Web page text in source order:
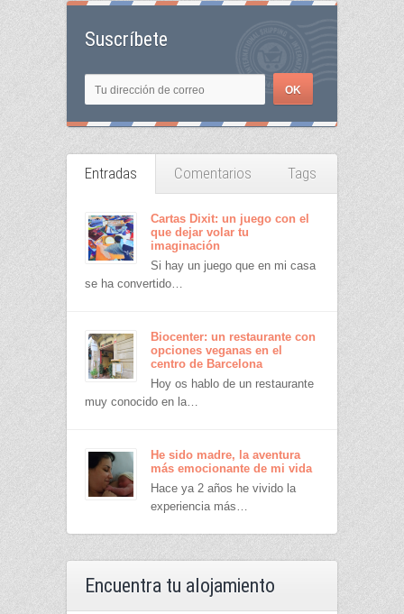
Suscríbete
Entradas Comentarios Tags
Cartas Dixit: un juego con el
que dejar volar tu
imaginación
Si hay un juego que en mi casa
se ha convertido…
Biocenter: un restaurante con
opciones veganas en el
centro de Barcelona
Hoy os hablo de un restaurante
muy conocido en la…
He sido madre, la aventura
más emocionante de mi vida
Hace ya 2 años he vivido la
experiencia más…
Encuentra tu alojamiento